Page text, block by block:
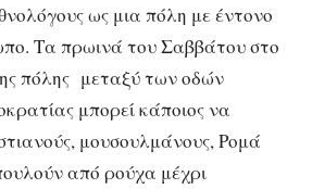
ως μια πόλη με έντονο
Τα πρωινά του Σαββάτου στο
πόλης μεταξύ των οδών
μπορεί κάποιος να
μουσουλμάνους, Ρομά
από ρούχα μέχρι